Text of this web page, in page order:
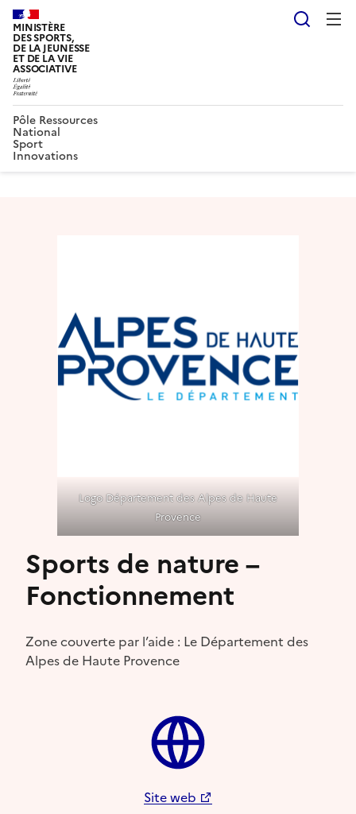
MINISTÈRE
DES SPORTS,
DE LA JEUNESSE
ET DE LA VIE
ASSOCIATIVE
Pôle Ressources
National
Sport
Innovations
Logo Département des Alpes de Haute
Provence
Sports de nature –
Fonctionnement
Zone couverte par l’aide : Le Département des
Alpes de Haute Provence
Site web